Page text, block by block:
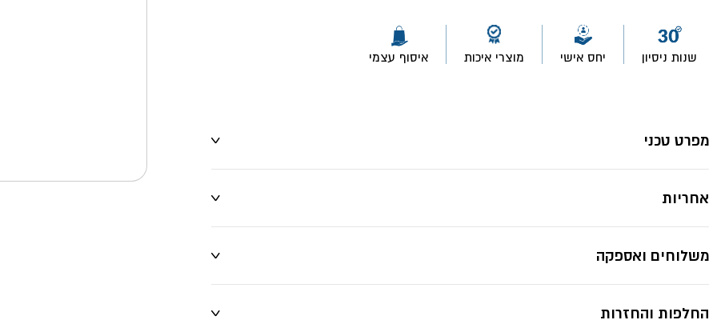
25
תרמוקיר
שנות ניסיון יחס אישי מוצרי איכות איסוף עצמי
מפרט טכני
אחריות
משלוחים ואספקה
החלפות והחזרות